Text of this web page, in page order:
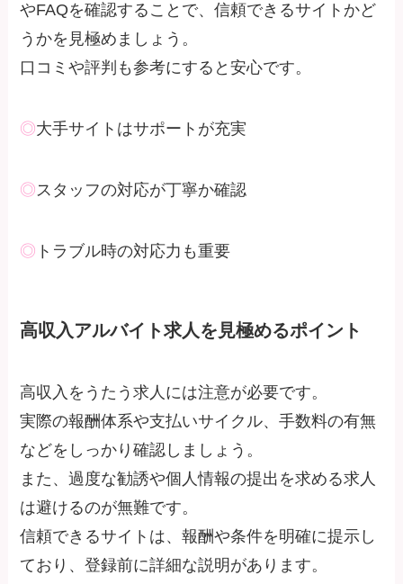
やFAQを確認することで、信頼できるサイトかど
うかを見極めましょう。
口コミや評判も参考にすると安心です。
◎大手サイトはサポートが充実
◎ スタッフの対応が丁寧か確認
◎ トラブル時の対応力も重要
高収入アルバイト求人を見極めるポイント
高収入をうたう求人には注意が必要です。
実際の報酬体系や支払いサイクル、手数料の有無
などをしっかり確認しましょう。
また、過度な勧誘や個人情報の提出を求める求人
は避けるのが無難です。
信頼できるサイトは、報酬や条件を明確に提示し
ており、登録前に詳細な説明があります。